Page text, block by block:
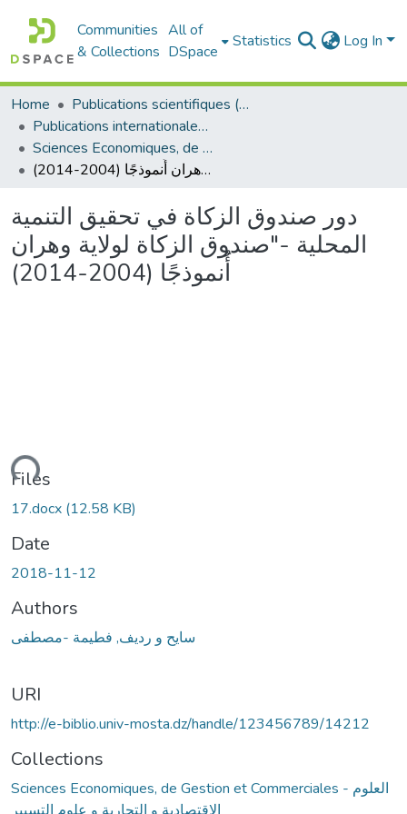
Communities
& Collections
All of
DSpace
Statistics Log In
Home
Publications scientifiques (Laboratoires)
Publications internationales - منشورات دولية
Sciences Economiques, de Gestion et Commerciales - العلوم الإقتصادية و التجارية و علوم التسيير
دور صندوق الزكاة في تحقيق التنمية المحلية -"صندوق الزكاة لولاية وهران أُنموذجًا (2004-2014)
دور صندوق الزكاة في تحقيق التنمية
المحلية -"صندوق الزكاة لولاية وهران
أُنموذجًا (2004-2014)
Files
17.docx (12.58 KB)
Date
2018-11-12
Authors
سايح و رديف, فطيمة -مصطفى
URI
http://e-biblio.univ-mosta.dz/handle/123456789/14212
Collections
Sciences Economiques, de Gestion et Commerciales - العلوم